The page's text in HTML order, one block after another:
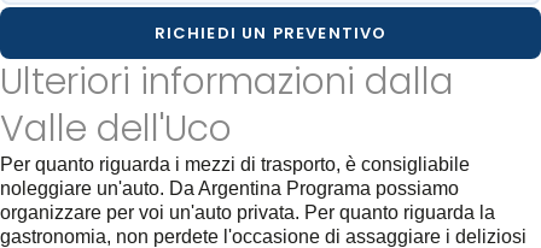
RICHIEDI UN PREVENTIVO
Ulteriori informazioni dalla
Valle dell'Uco
Per quanto riguarda i mezzi di trasporto, è consigliabile
noleggiare un'auto. Da Argentina Programa possiamo
organizzare per voi un'auto privata. Per quanto riguarda la
gastronomia, non perdete l'occasione di assaggiare i deliziosi